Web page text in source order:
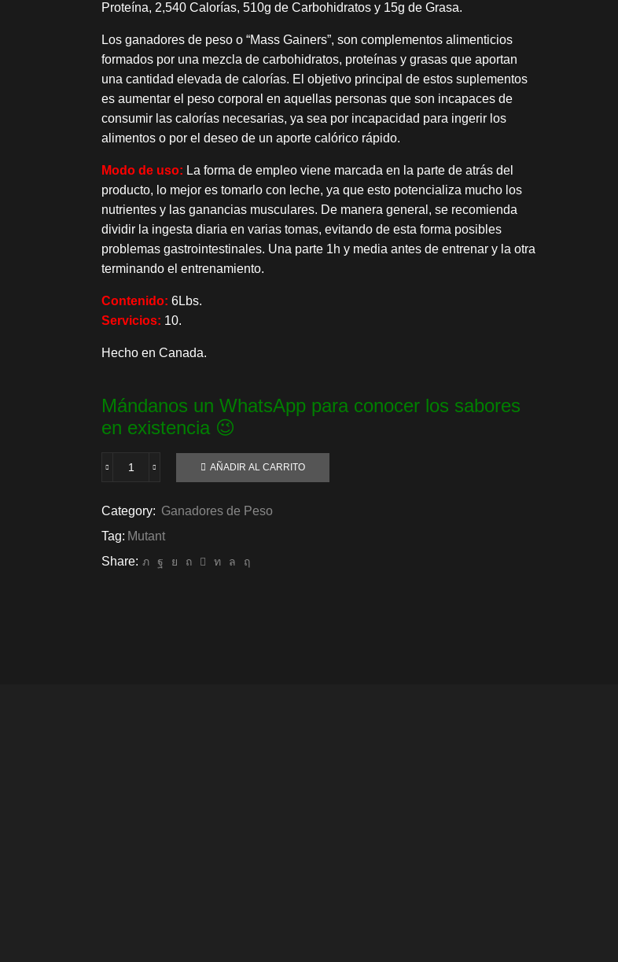
Proteína, 2,540 Calorías, 510g de Carbohidratos y 15g de Grasa.
Los ganadores de peso o “Mass Gainers”, son complementos alimenticios
formados por una mezcla de carbohidratos, proteínas y grasas que aportan
una cantidad elevada de calorías. El objetivo principal de estos suplementos
es aumentar el peso corporal en aquellas personas que son incapaces de
consumir las calorías necesarias, ya sea por incapacidad para ingerir los
alimentos o por el deseo de un aporte calórico rápido.
Modo de uso: La forma de empleo viene marcada en la parte de atrás del
producto, lo mejor es tomarlo con leche, ya que esto potencializa mucho los
nutrientes y las ganancias musculares. De manera general, se recomienda
dividir la ingesta diaria en varias tomas, evitando de esta forma posibles
problemas gastrointestinales. Una parte 1h y media antes de entrenar y la otra
terminando el entrenamiento.
Contenido: 6Lbs.
Servicios: 10.
Hecho en Canada.
Mándanos un WhatsApp para conocer los sabores
en existencia 😉
Mutant
Extreme
2500
6Lbs
AÑADIR AL CARRITO
Category: Ganadores de Peso
Tag: Mutant
Share: